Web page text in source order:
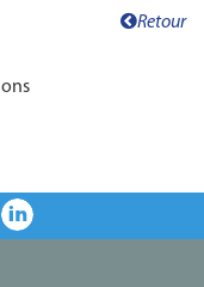
Retour
LinkedIn